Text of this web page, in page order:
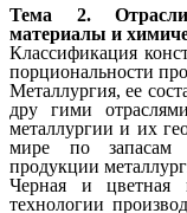
Тема 2. Отрасли,
материалы и
Классификация
порциональности
Металлургия, ее
дру гими
металлургии и их
мире по запасам
продукции
Черная и цветная
технологии